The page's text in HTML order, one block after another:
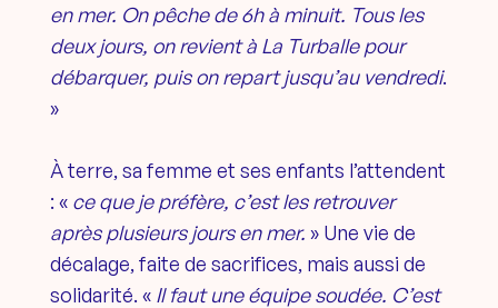
en mer. On pêche de 6h à minuit. Tous les
deux jours, on revient à La Turballe pour
débarquer, puis on repart jusqu’au vendredi.
»
À terre, sa femme et ses enfants l’attendent
: « ce que je préfère, c’est les retrouver
après plusieurs jours en mer. » Une vie de
décalage, faite de sacrifices, mais aussi de
solidarité. « Il faut une équipe soudée. C’est